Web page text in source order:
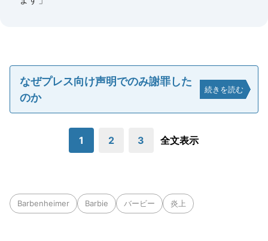
なぜプレス向け声明でのみ謝罪した
のか
続きを読む
1 2 3 全文表示
Barbenheimer Barbie バービー 炎上